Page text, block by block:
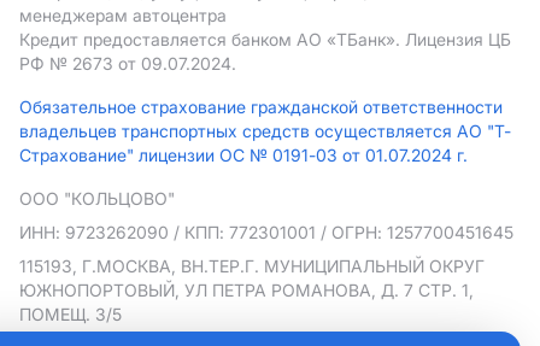
менеджерам автоцентра
Кредит предоставляется банком АO «ТБанк». Лицензия ЦБ
РФ № 2673 от 09.07.2024.
Обязательное страхование гражданской ответственности
владельцев транспортных средств осуществляется АО "Т-
Страхование" лицензии ОС № 0191-03 от 01.07.2024 г.
ООО "КОЛЬЦОВО"
ИНН: 9723262090 / КПП: 772301001 / ОГРН: 1257700451645
115193, Г.МОСКВА, ВН.ТЕР.Г. МУНИЦИПАЛЬНЫЙ ОКРУГ
ЮЖНОПОРТОВЫЙ, УЛ ПЕТРА РОМАНОВА, Д. 7 СТР. 1,
ПОМЕЩ. 3/5